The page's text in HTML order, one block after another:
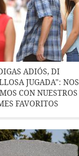
ADIÓS, DI
JUGADA": NOS
CON NUESTROS
FAVORITOS